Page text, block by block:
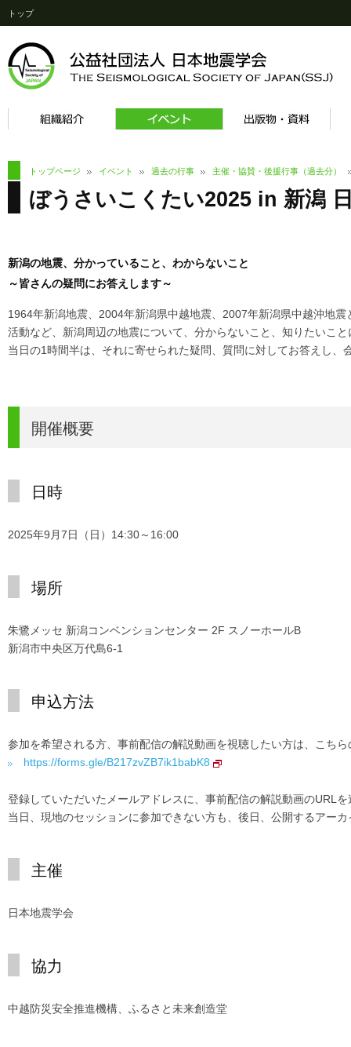
トップ
トップページ イベント 過去の行事 主催・協賛・後援行事（過去分）
ぼうさいこくたい2025 in 新潟
新潟の地震、分かっていること、わからないこと
～皆さんの疑問にお答えします～
1964年新潟地震、2004年新潟県中越地震、2007年新潟県中越沖地
活動など、新潟周辺の地震について、分からないこと、知りたいこ
当日の1時間半は、それに寄せられた疑問、質問に対してお答えし
開催概要
日時
2025年9月7日（日）14:30～16:00
場所
朱鷺メッセ 新潟コンベンションセンター 2F スノーホールB
新潟市中央区万代島6-1
申込方法
参加を希望される方、事前配信の解説動画を視聴したい方は、こち
https://forms.gle/B217zvZB7ik1babK8
登録していただいたメールアドレスに、事前配信の解説動画のURL
当日、現地のセッションに参加できない方も、後日、公開するアー
主催
日本地震学会
協力
中越防災安全推進機構、ふるさと未来創造堂